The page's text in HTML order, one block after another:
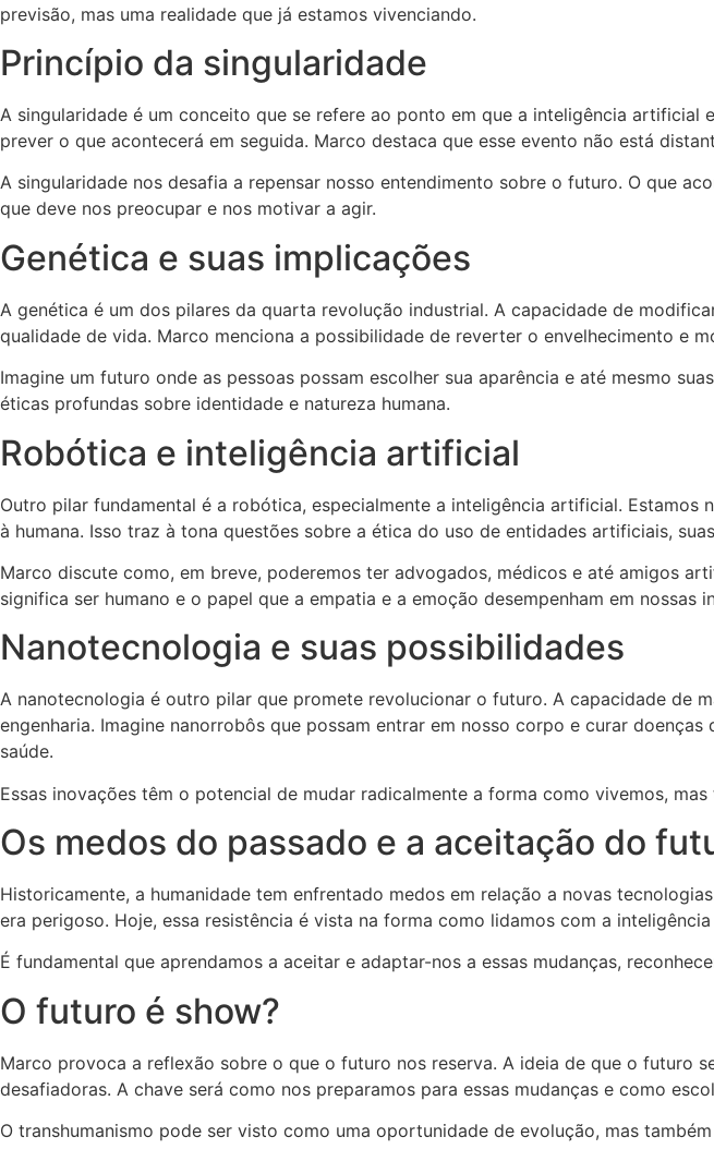
previsão, mas uma realidade que já estamos vivenciando.
Princípio da singularidade
A singularidade é um conceito que se refere ao ponto em que a inteligência
prever o que acontecerá em seguida. Marco destaca que esse evento não está
A singularidade nos desafia a repensar nosso entendimento sobre o futuro. O que
que deve nos preocupar e nos motivar a agir.
Genética e suas implicações
A genética é um dos pilares da quarta revolução industrial. A capacidade de
qualidade de vida. Marco menciona a possibilidade de reverter o envelhecimento e
Imagine um futuro onde as pessoas possam escolher sua aparência e até mesmo
éticas profundas sobre identidade e natureza humana.
Robótica e inteligência artificial
Outro pilar fundamental é a robótica, especialmente a inteligência artificial.
à humana. Isso traz à tona questões sobre a ética do uso de entidades artificiais,
Marco discute como, em breve, poderemos ter advogados, médicos e até amigos
significa ser humano e o papel que a empatia e a emoção desempenham em nossas
Nanotecnologia e suas possibilidades
A nanotecnologia é outro pilar que promete revolucionar o futuro. A capacidade de
engenharia. Imagine nanorrobôs que possam entrar em nosso corpo e curar
saúde.
Essas inovações têm o potencial de mudar radicalmente a forma como vivemos,
Os medos do passado e a aceitação do
Historicamente, a humanidade tem enfrentado medos em relação a novas
era perigoso. Hoje, essa resistência é vista na forma como lidamos com a
É fundamental que aprendamos a aceitar e adaptar-nos a essas mudanças,
O futuro é show?
Marco provoca a reflexão sobre o que o futuro nos reserva. A ideia de que o futuro
desafiadoras. A chave será como nos preparamos para essas mudanças e como
O transhumanismo pode ser visto como uma oportunidade de evolução, mas